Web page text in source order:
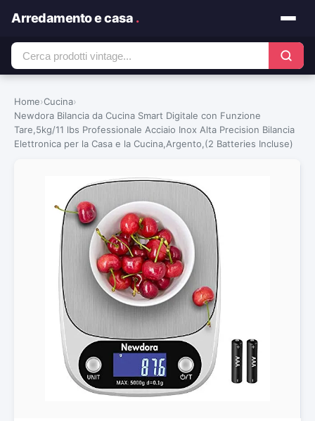
Arredamento e casa .
Home›Cucina›
Newdora Bilancia da Cucina Smart Digitale con Funzione
Tare,5kg/11 lbs Professionale Acciaio Inox Alta Precision Bilancia
Elettronica per la Casa e la Cucina,Argento,(2 Batteries Incluse)